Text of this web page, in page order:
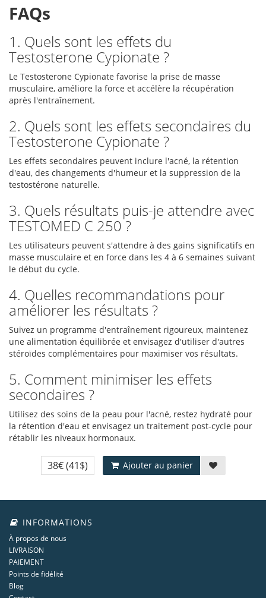
FAQs
1. Quels sont les effets du
Testosterone Cypionate ?
Le Testosterone Cypionate favorise la prise de masse
musculaire, améliore la force et accélère la récupération
après l'entraînement.
2. Quels sont les effets secondaires du
Testosterone Cypionate ?
Les effets secondaires peuvent inclure l'acné, la rétention
d'eau, des changements d'humeur et la suppression de la
testostérone naturelle.
3. Quels résultats puis-je attendre avec
TESTOMED C 250 ?
Les utilisateurs peuvent s'attendre à des gains significatifs en
masse musculaire et en force dans les 4 à 6 semaines suivant
le début du cycle.
4. Quelles recommandations pour
améliorer les résultats ?
Suivez un programme d'entraînement rigoureux, maintenez
une alimentation équilibrée et envisagez d'utiliser d'autres
stéroïdes complémentaires pour maximiser vos résultats.
5. Comment minimiser les effets
secondaires ?
Utilisez des soins de la peau pour l'acné, restez hydraté pour
la rétention d'eau et envisagez un traitement post-cycle pour
rétablir les niveaux hormonaux.
38€(41$) Ajouter au panier
INFORMATIONS
À propos de nous
LIVRAISON
PAIEMENT
Points de fidélité
Blog